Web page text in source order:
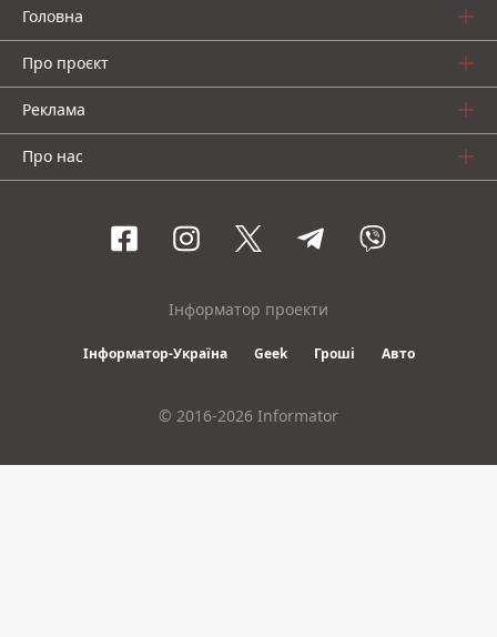
Головна
Про проєкт
Реклама
Про нас
Інформатор проекти
Інформатор-Україна Geek Гроші Авто
© 2016-2026 Informator